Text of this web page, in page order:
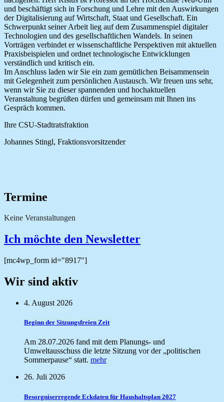
und beschäftigt sich in Forschung und Lehre mit den Auswirkungen
der Digitalisierung auf Wirtschaft, Staat und Gesellschaft. Ein
Schwerpunkt seiner Arbeit lieg auf dem Zusammenspiel digitaler
Technologien und des gesellschaftlichen Wandels. In seinen
Vorträgen verbindet er wissenschaftliche Perspektiven mit aktuellen
Praxisbeispielen und ordnet technologische Entwicklungen
verständlich und kritisch ein.
Im Anschluss laden wir Sie ein zum gemütlichen Beisammensein
mit Gelegenheit zum persönlichen Austausch. Wir freuen uns sehr,
wenn wir Sie zu dieser spannenden und hochaktuellen
Veranstaltung begrüßen dürfen und gemeinsam mit Ihnen ins
Gespräch kommen.
Ihre CSU-Stadtratsfraktion
Johannes Stingl, Fraktionsvorsitzender
Termine
Keine Veranstaltungen
Ich möchte den Newsletter
[mc4wp_form id="8917"]
Wir sind aktiv
4. August 2026
Beginn der Sitzungsfreien Zeit
Am 28.07.2026 fand mit dem Planungs- und
Umweltausschuss die letzte Sitzung vor der „politischen
Sommerpause“ statt. mehr
26. Juli 2026
Besorgniserregende Eckdaten für Haushaltsplan 2027